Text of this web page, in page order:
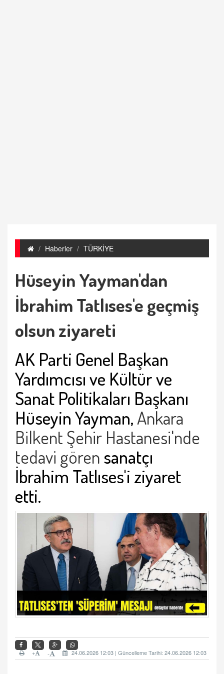
Haberler TÜRKİYE
Hüseyin Yayman'dan
İbrahim Tatlıses'e geçmiş
olsun ziyareti
AK Parti Genel Başkan
Yardımcısı ve Kültür ve
Sanat Politikaları Başkanı
Hüseyin Yayman,Ankara
Bilkent Şehir Hastanesi'nde
tedavi görensanatçı
İbrahim Tatlıses'i ziyaret
etti.
24.06.2026 12:03 | Güncelleme Tarihi: 24.06.2026 12:03
-
+